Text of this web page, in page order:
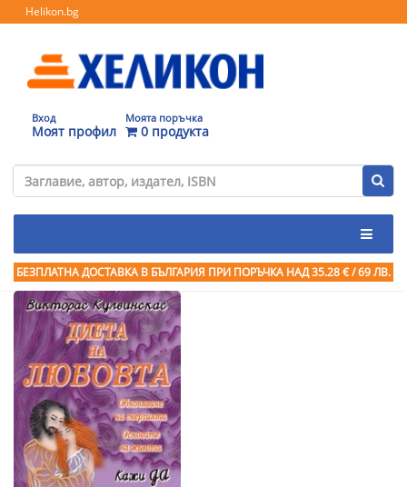
Helikon.bg
Вход
Моят профил
Моята поръчка
0 продукта
БЕЗПЛАТНА ДОСТАВКА В БЪЛГАРИЯ ПРИ ПОРЪЧКА НАД 35.28 € / 69 ЛВ.